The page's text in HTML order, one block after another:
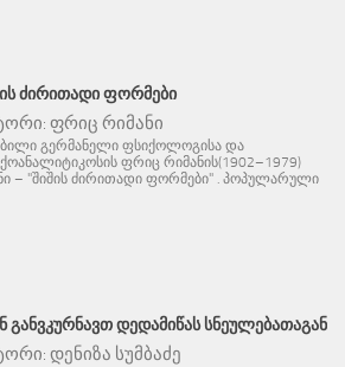
ᲫᲘᲠᲘᲗᲐᲓᲘ ᲤᲝᲠᲛᲔᲑᲘ
ფრიც რიმანი
გერმანელი ფსიქოლოგისა და
ფრიც რიმანის(1902–1979)
– "შიშის ძირითადი ფორმები" . პოპულარული
ᲒᲐᲜᲕᲙᲣᲠᲜᲐᲕᲗ ᲓᲔᲓᲐᲛᲘᲬᲐᲡ ᲡᲜᲔᲣᲚᲔᲑᲐᲗᲐᲒᲐᲜ
დენიზა სუმბაძე